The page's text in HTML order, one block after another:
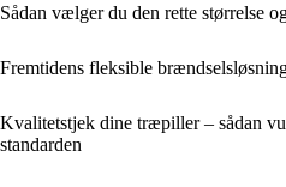
Sådan vælger du den rette størrelse
Fremtidens fleksible
Kvalitetstjek dine træpiller – sådan
standarden